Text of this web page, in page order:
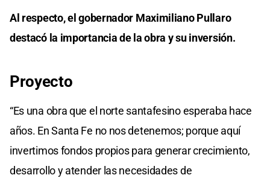
Al respecto, el gobernador Maximiliano Pullaro
destacó la importancia de la obra y su inversión.
Proyecto
“Es una obra que el norte santafesino esperaba hace
años. En Santa Fe no nos detenemos; porque aquí
invertimos fondos propios para generar crecimiento,
desarrollo y atender las necesidades de